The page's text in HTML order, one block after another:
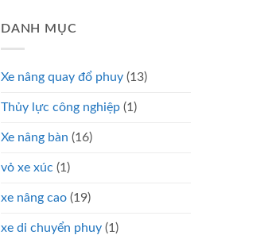
DANH MỤC
Xe nâng quay đổ phuy (13)
Thủy lực công nghiệp (1)
Xe nâng bàn (16)
vỏ xe xúc (1)
xe nâng cao (19)
xe di chuyển phuy (1)